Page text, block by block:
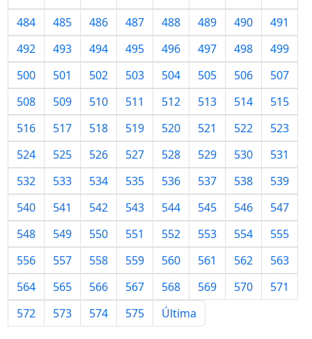
484
485 486 487 488 489 490
491
492
493 494 495 496 497 498
499
500
501 502 503 504 505 506
507
508
509 510 511 512 513 514
515
516
517 518 519 520 521 522
523
524
525 526 527 528 529 530
531
532
533 534 535 536 537 538
539
540
541 542 543 544 545 546
547
548
549 550 551 552 553 554
555
556
557 558 559 560 561 562
563
564
565 566 567 568 569 570
571
572
573 574 575 Última